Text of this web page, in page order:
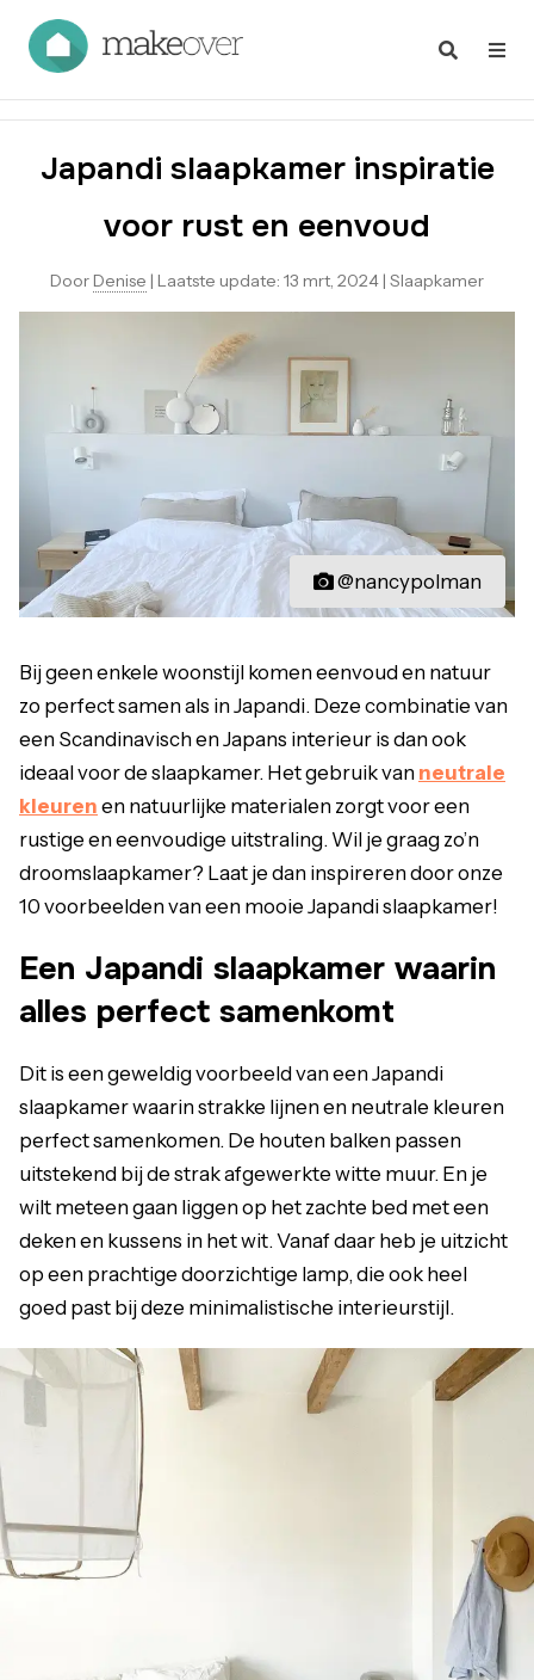
Japandi slaapkamer inspiratie
voor rust en eenvoud
Door Denise | Laatste update: 13 mrt, 2024 | Slaapkamer
@nancypolman
Bij geen enkele woonstijl komen eenvoud en natuur
zo perfect samen als in Japandi. Deze combinatie van
een Scandinavisch en Japans interieur is dan ook
ideaal voor de slaapkamer. Het gebruik van neutrale
kleuren en natuurlijke materialen zorgt voor een
rustige en eenvoudige uitstraling. Wil je graag zo’n
droomslaapkamer? Laat je dan inspireren door onze
10 voorbeelden van een mooie Japandi slaapkamer!
Een Japandi slaapkamer waarin
alles perfect samenkomt
Dit is een geweldig voorbeeld van een Japandi
slaapkamer waarin strakke lijnen en neutrale kleuren
perfect samenkomen. De houten balken passen
uitstekend bij de strak afgewerkte witte muur. En je
wilt meteen gaan liggen op het zachte bed met een
deken en kussens in het wit. Vanaf daar heb je uitzicht
op een prachtige doorzichtige lamp, die ook heel
goed past bij deze minimalistische interieurstijl.